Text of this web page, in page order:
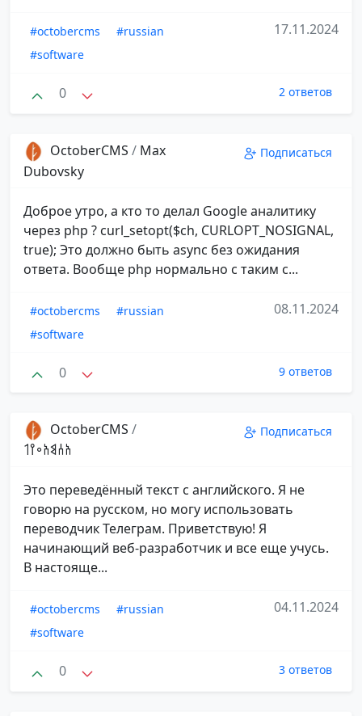
#octobercms
#russian
#software
17.11.2024
0 2 ответов
OctoberCMS / Max
Dubovsky
Подписаться
Доброе утро, а кто то делал Google аналитику
через php ? curl_setopt($ch, CURLOPT_NOSIGNAL,
true); Это должно быть async без ожидания
ответа. Вообще php нормально с таким с...
#octobercms
#russian
#software
08.11.2024
0 9 ответов
OctoberCMS /
𐩱𐩪𐩣𐩱𐩲𐩺𐩡
Подписаться
Это переведённый текст с английского. Я не
говорю на русском, но могу использовать
переводчик Телеграм. Приветствую! Я
начинающий веб-разработчик и все еще учусь.
В настояще...
#octobercms
#russian
#software
04.11.2024
0 3 ответов